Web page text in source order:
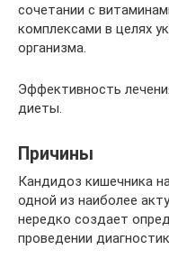
сочетании с
комплексами в целях
организма.
Эффективность
диеты.
Причины
Кандидоз кишечника
одной из наиболее
нередко создает
проведении